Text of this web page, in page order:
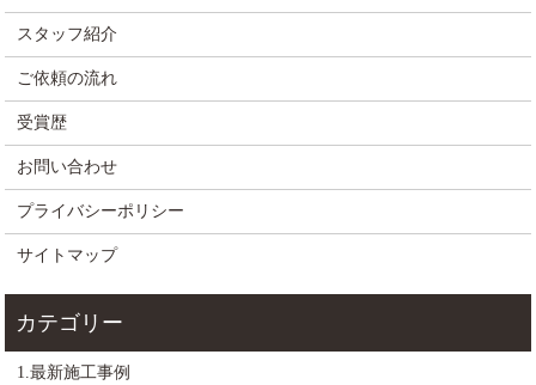
スタッフ紹介
ご依頼の流れ
受賞歴
お問い合わせ
プライバシーポリシー
サイトマップ
1.最新施工事例